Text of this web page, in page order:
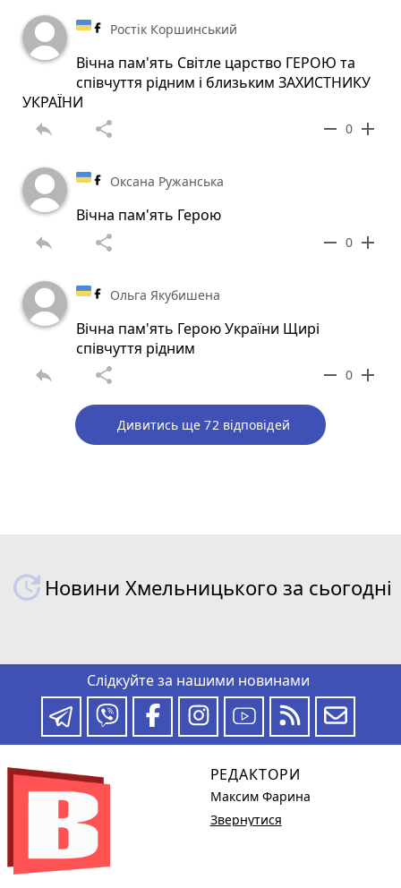
Ростік Коршинський
Вічна пам'ять Світле царство ГЕРОЮ та
співчуття рідним і близьким ЗАХИСТНИКУ
УКРАЇНИ
reply share remove 0 add
Оксана Ружанська
Вічна пам'ять Герою
reply share remove 0 add
Ольга Якубишена
Вічна пам'ять Герою України Щирі
співчуття рідним
reply share remove 0 add
Дивитись ще 72 відповідей
Новини Хмельницького за сьогодні
Слідкуйте за нашими новинами
РЕДАКТОРИ
Максим Фарина
Звернутися